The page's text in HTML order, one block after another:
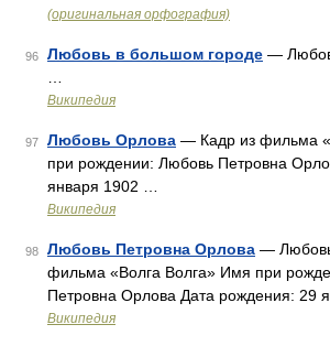
(оригинальная орфография)
96 Любовь в большом городе —
Википедия
97 Любовь Орлова — Кадр из фильма
при рождении: Любовь Петровна
января 1902 …
Википедия
98 Любовь Петровна Орлова —
фильма «Волга Волга» Имя при
Петровна Орлова Дата рождения: 29
Википедия